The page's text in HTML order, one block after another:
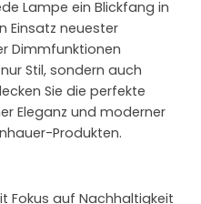
Lampe ein Blickfang in
Einsatz neuester
Dimmfunktionen
Stil, sondern auch
Sie die perfekte
Eleganz und moderner
Produkten.
Fokus auf Nachhaltigkeit